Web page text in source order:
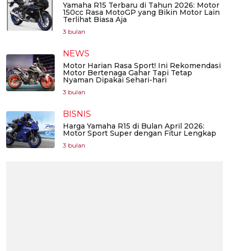
Yamaha R15 Terbaru di Tahun 2026: Motor
150cc Rasa MotoGP yang Bikin Motor Lain
Terlihat Biasa Aja
3 bulan
NEWS
Motor Harian Rasa Sport! Ini Rekomendasi
Motor Bertenaga Gahar Tapi Tetap
Nyaman Dipakai Sehari-hari
3 bulan
BISNIS
Harga Yamaha R15 di Bulan April 2026:
Motor Sport Super dengan Fitur Lengkap
3 bulan